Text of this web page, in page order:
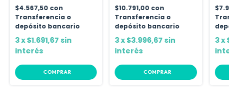
$4.567,50 con
Transferencia o
depósito bancario
3x$1.691,67 sin
interés
COMPRAR
$10.791,00 con
Transferencia o
depósito bancario
3x$3.996,67 sin
interés
COMPRAR
3x